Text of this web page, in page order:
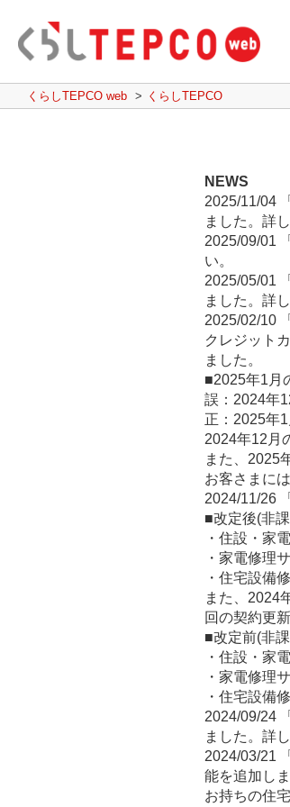
くらしTEPCO web くらしTEPCO
NEWS
2025/11/04
ました。詳
2025/09/01
い。
2025/05/01
ました。詳
2025/02/10
クレジット
ました。
■2025年1月
誤：2024年
正：2025年1
2024年12月
また、2025
お客さまに
2024/11/26
■改定後(非課
・住設・家
・家電修理
・住宅設備
また、2024
回の契約更
■改定前(非課
・住設・家
・家電修理
・住宅設備
2024/09/24
ました。詳
2024/03/21
能を追加しま
お持ちの住